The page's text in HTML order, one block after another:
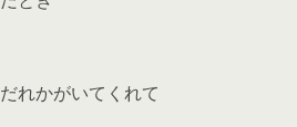
れかがいてくれて